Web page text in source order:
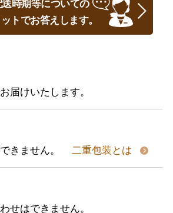
時期等についての
トでお答えします。
届けいたします。
きません。
二重包装とは
せはできません。